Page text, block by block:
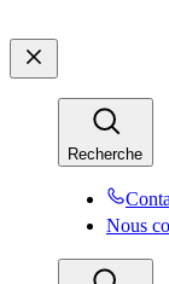
Recherche​​
Nous